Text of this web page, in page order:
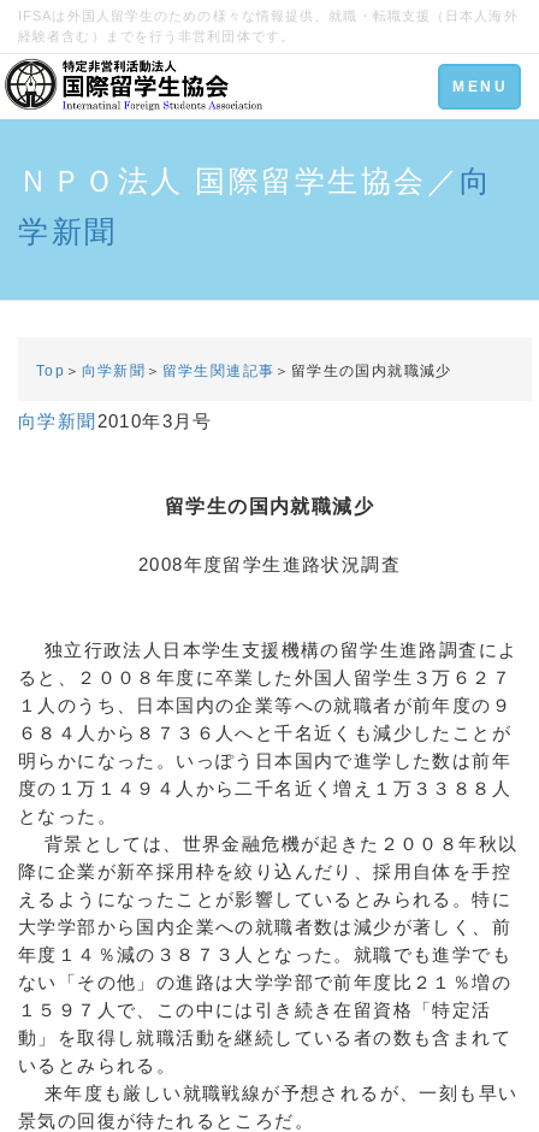
IFSAは外国人留学生のための様々な情報提供、就職・転職支援（日本人海外
経験者含む）までを行う非営利団体です。
Toggle
navigation
MENU
ＮＰＯ法人 国際留学生協会／ 向
学新聞
Top ＞ 向学新聞 ＞ 留学生関連記事 ＞留学生の国内就職減少
向学新聞 2010年3月号
留学生の国内就職減少
2008年度留学生進路状況調査
独立行政法人日本学生支援機構の留学生進路調査によ
ると、２００８年度に卒業した外国人留学生３万６２７
１人のうち、日本国内の企業等への就職者が前年度の９
６８４人から８７３６人へと千名近くも減少したことが
明らかになった。いっぽう日本国内で進学した数は前年
度の１万１４９４人から二千名近く増え１万３３８８人
となった。
背景としては、世界金融危機が起きた２００８年秋以
降に企業が新卒採用枠を絞り込んだり、採用自体を手控
えるようになったことが影響しているとみられる。特に
大学学部から国内企業への就職者数は減少が著しく、前
年度１４％減の３８７３人となった。就職でも進学でも
ない「その他」の進路は大学学部で前年度比２１％増の
１５９７人で、この中には引き続き在留資格「特定活
動」を取得し就職活動を継続している者の数も含まれて
いるとみられる。
来年度も厳しい就職戦線が予想されるが、一刻も早い
景気の回復が待たれるところだ。